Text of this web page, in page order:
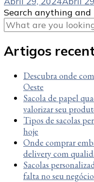
Looking
for
Something?
Search anything
Artigos
Descubra onde
Oeste
Sacola de papel
valorizar seu
Tipos de sacolas
hoje
Onde comprar
delivery com
Sacolas
falta no seu negócio